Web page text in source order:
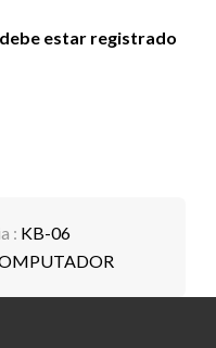
estar registrado
: KB-06